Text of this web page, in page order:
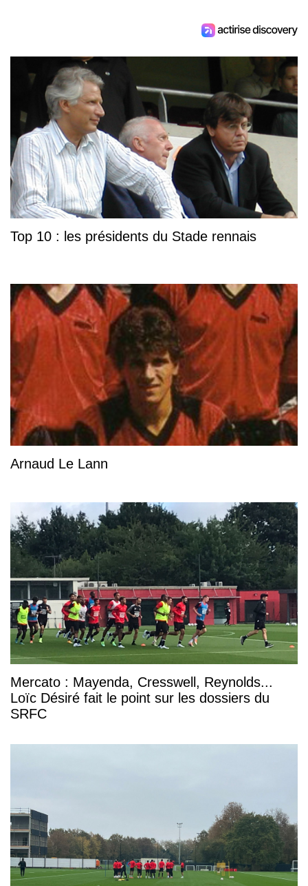
Top 10 : les présidents du Stade rennais
Arnaud Le Lann
Mercato : Mayenda, Cresswell, Reynolds...
Loïc Désiré fait le point sur les dossiers du
SRFC